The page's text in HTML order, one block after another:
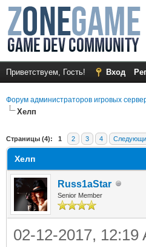
Приветствуем, Гость! Вход
Форум администраторов игровых
Хелп
Страницы (4): 1 2 3 4
Хелп
Russ1aStar
Senior Member
02-12-2017, 12:19